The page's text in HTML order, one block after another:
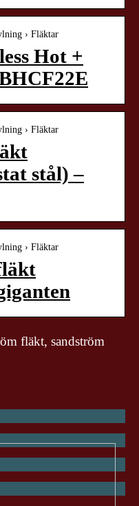
› Fläktar
Hot +
› Fläktar
stål) –
› Fläktar
fläkt, sandström